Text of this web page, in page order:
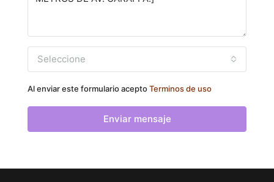
Seleccione
Al enviar este formulario aceptoTerminos de uso
Enviar mensaje